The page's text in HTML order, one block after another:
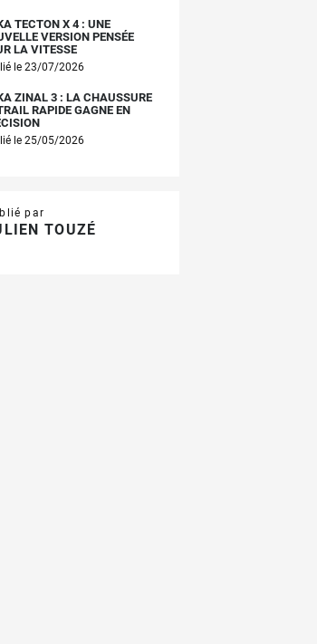
TECTON X 4 : UNE
VERSION PENSÉE
LA VITESSE
le 23/07/2026
ZINAL 3 : LA CHAUSSURE
RAPIDE GAGNE EN
le 25/05/2026
par
TOUZÉ